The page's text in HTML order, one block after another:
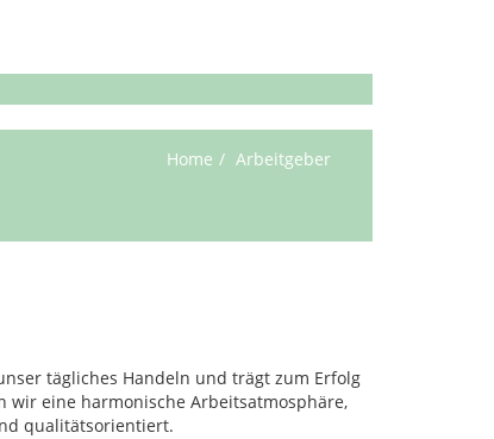
Home Arbeitgeber
tägliches Handeln und trägt zum Erfolg
eine harmonische Arbeitsatmosphäre,
qualitätsorientiert.